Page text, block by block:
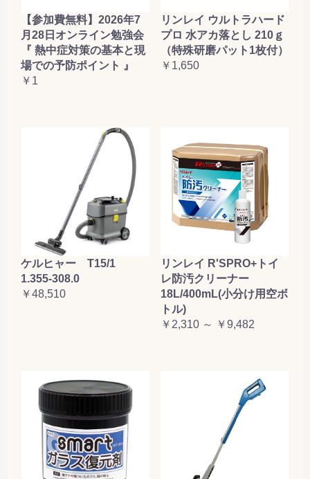
【参加費無料】2026年7
月28日オンライン勉強会
『 熱中症対策の基本と現
場での予防ポイント 』
￥1
リンレイ ウルトラハード
プロ 水アカ落とし 210ｇ
（特殊研磨パット1枚付）
￥1,650
ケルヒャー T15/1
1.355-308.0
￥48,510
リンレイ R'SPRO+トイ
レ防汚クリーナー
18L/400mL(小分け用空ボ
トル)
￥2,310 ～ ￥9,482